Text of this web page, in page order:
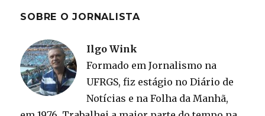
SOBRE O JORNALISTA
Ilgo Wink
Formado em Jornalismo na
UFRGS, fiz estágio no Diário de
Notícias e na Folha da Manhã,